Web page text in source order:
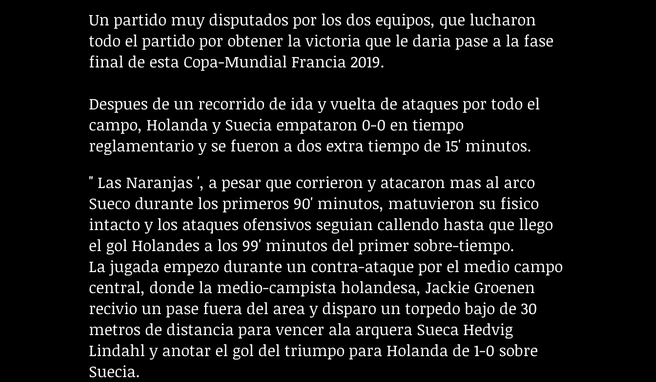
Un partido muy disputados por los dos equipos, que lucharon
todo el partido por obtener la victoria que le daria pase a la fase
final de esta Copa-Mundial Francia 2019.
Despues de un recorrido de ida y vuelta de ataques por todo el
campo, Holanda y Suecia empataron 0-0 en tiempo
reglamentario y se fueron a dos extra tiempo de 15' minutos.
" Las Naranjas ', a pesar que corrieron y atacaron mas al arco
Sueco durante los primeros 90' minutos, matuvieron su fisico
intacto y los ataques ofensivos seguian callendo hasta que llego
el gol Holandes a los 99' minutos del primer sobre-tiempo.
La jugada empezo durante un contra-ataque por el medio campo
central, donde la medio-campista holandesa, Jackie Groenen
recivio un pase fuera del area y disparo un torpedo bajo de 30
metros de distancia para vencer ala arquera Sueca Hedvig
Lindahl y anotar el gol del triumpo para Holanda de 1-0 sobre
Suecia.